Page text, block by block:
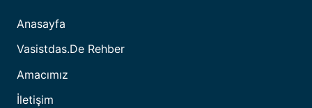
Anasayfa
Vasistdas.de Rehber
Amacımız
İletişim